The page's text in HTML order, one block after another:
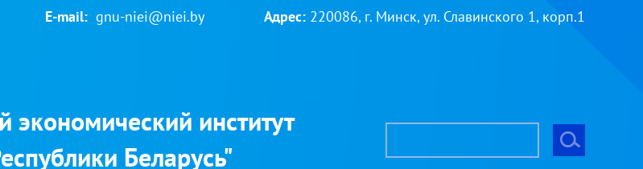
E-mail: gnu-niei@niei.by Адрес: 220086, г. Минск, ул. Славинского 1, корп.1
экономический институт
Беларусь"